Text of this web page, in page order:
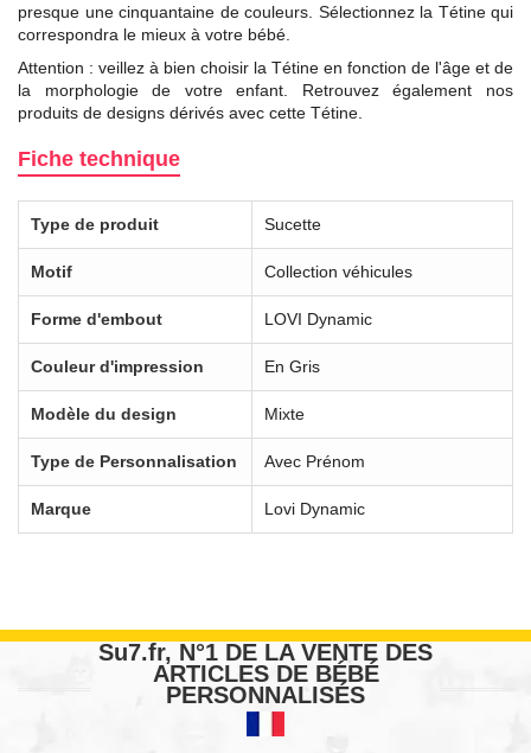
presque une cinquantaine de couleurs. Sélectionnez la Tétine qui
correspondra le mieux à votre bébé.
Attention : veillez à bien choisir la Tétine en fonction de l'âge et de
la morphologie de votre enfant. Retrouvez également nos
produits de designs dérivés avec cette Tétine.
Fiche technique
Type de produit Sucette
Motif Collection véhicules
Forme d'embout LOVI Dynamic
Couleur d'impression En Gris
Modèle du design Mixte
Type de Personnalisation Avec Prénom
Marque Lovi Dynamic
Su7.fr, N°1 DE LA VENTE DES
ARTICLES DE BÉBÉ
PERSONNALISÉS